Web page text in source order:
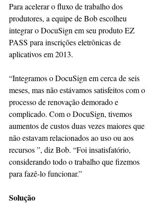
Para acelerar o fluxo de trabalho dos
produtores, a equipe de Bob escolheu
integrar o DocuSign em seu produto EZ
PASS para inscrições eletrônicas de
aplicativos em 2013.
“Integramos o DocuSign em cerca de seis
meses, mas não estávamos satisfeitos com o
processo de renovação demorado e
complicado. Com o DocuSign, tivemos
aumentos de custos duas vezes maiores que
não estavam relacionados ao uso ou aos
recursos ”, diz Bob. “Foi insatisfatório,
considerando todo o trabalho que fizemos
para fazê-lo funcionar.”
Solução